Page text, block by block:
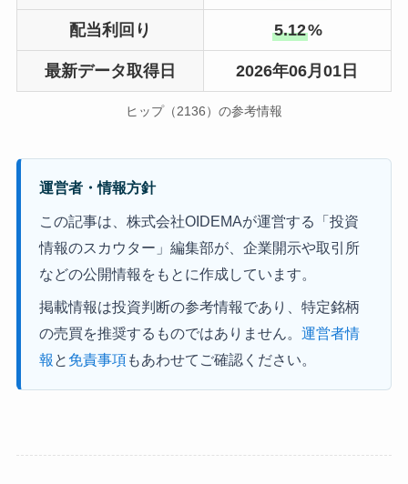
配当利回り 5.12%
最新データ取得日 2026年06月01日
ヒップ（2136）の参考情報
運営者・情報方針
この記事は、株式会社OIDEMAが運営する「投資
情報のスカウター」編集部が、企業開示や取引所
などの公開情報をもとに作成しています。
掲載情報は投資判断の参考情報であり、特定銘柄
の売買を推奨するものではありません。運営者情
報 と 免責事項もあわせてご確認ください。